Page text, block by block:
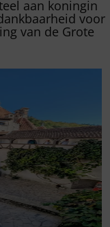
aan koningin
voor
van de Grote